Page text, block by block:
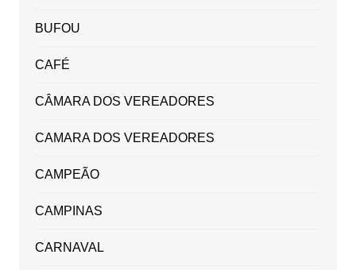
BUFOU
CAFÉ
CÂMARA DOS VEREADORES
CAMARA DOS VEREADORES
CAMPEÃO
CAMPINAS
CARNAVAL